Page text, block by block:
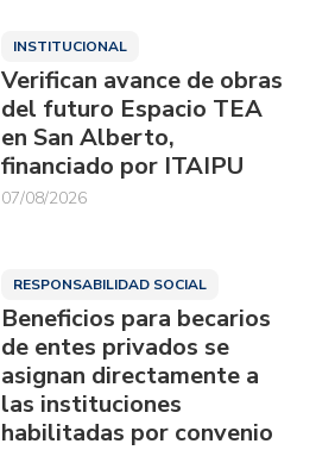
INSTITUCIONAL
Verifican avance de obras
del futuro Espacio TEA
en San Alberto,
financiado por ITAIPU
07/08/2026
RESPONSABILIDAD SOCIAL
Beneficios para becarios
de entes privados se
asignan directamente a
las instituciones
habilitadas por convenio